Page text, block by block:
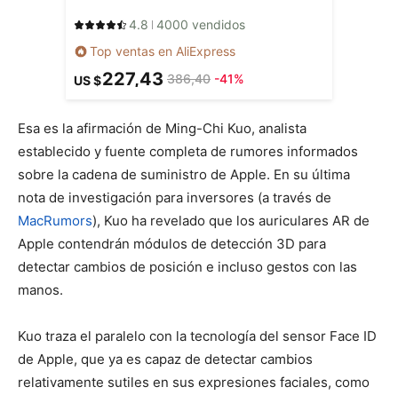
4.8 4000 vendidos
Top ventas en AliExpress
US $227,43 386,40 -41%
Esa es la afirmación de Ming-Chi Kuo, analista
establecido y fuente completa de rumores informados
sobre la cadena de suministro de Apple. En su última
nota de investigación para inversores (a través de
MacRumors), Kuo ha revelado que los auriculares AR de
Apple contendrán módulos de detección 3D para
detectar cambios de posición e incluso gestos con las
manos.
Kuo traza el paralelo con la tecnología del sensor Face ID
de Apple, que ya es capaz de detectar cambios
relativamente sutiles en sus expresiones faciales, como